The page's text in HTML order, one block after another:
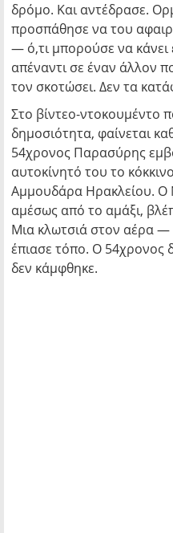
δρόμο. Και αντέδρασε.
προσπάθησε να του
— ό,τι μπορούσε να
απέναντι σε έναν άλλον
τον σκοτώσει. Δεν τα
Στο βίντεο-ντοκουμέντο
δημοσιότητα, φαίνεται
54χρονος Παρασύρης
αυτοκίνητό του το
Αμμουδάρα Ηρακλείου. Ο
αμέσως από το αμάξι,
Μια κλωτσιά στον αέρα —
έπιασε τόπο. Ο 54χρονος
δεν κάμφθηκε.